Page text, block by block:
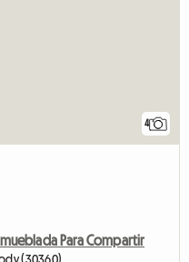
4
Para Compartir
(30360)